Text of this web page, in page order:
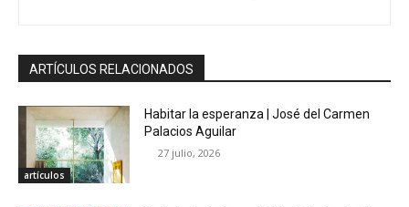
ARTÍCULOS RELACIONADOS
artículos
Habitar la esperanza | José del Carmen
Palacios Aguilar
27 julio, 2026